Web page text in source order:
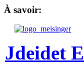
À savoir:
Jdeidet